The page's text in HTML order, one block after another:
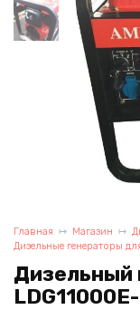
Главная Магазин
Дизельные генераторы
Дизельный